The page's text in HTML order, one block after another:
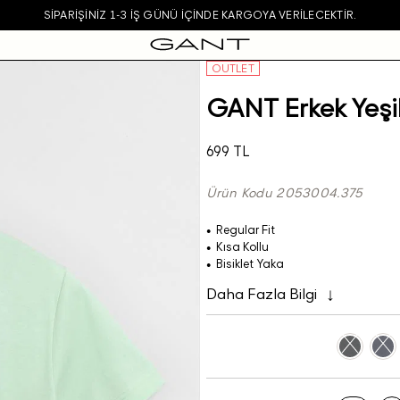
SIPARIŞINIZ 1-3 IŞ GÜNÜ IÇINDE KARGOYA VERILECEKTIR.
OUTLET
GANT Erkek
699 TL
Ürün Kodu 2053004.375
Regular Fit
Kısa Kollu
Bisiklet Yaka
Daha Fazla Bilgi